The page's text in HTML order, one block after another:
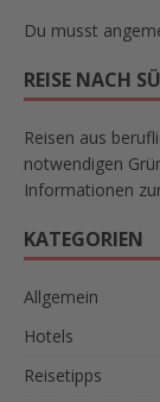
Du musst
REISE NACH
Reisen aus
notwendigen
Informationen
KATEGORIEN
Allgemein
Hotels
Reisetipps